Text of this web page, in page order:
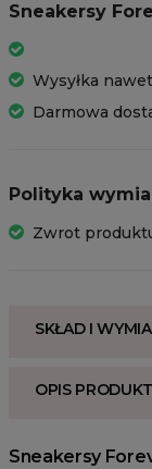
Sneakersy
Wysyłka
Darmowa
Polityka
Zwrot
SKŁAD I
OPIS
Sneakersy